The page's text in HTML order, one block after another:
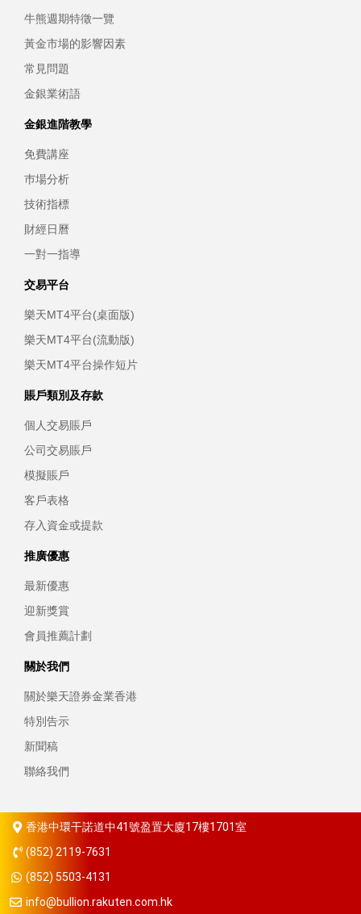
牛熊週期特徵一覽
黃金市場的影響因素
常見問題
金銀業術語
金銀進階教學
免費講座
巿場分析
技術指標
財經日曆
一對一指導
交易平台
樂天MT4平台(桌面版)
樂天MT4平台(流動版)
樂天MT4平台操作短片
賬戶類別及存款
個人交易賬戶
公司交易賬戶
模擬賬戶
客戶表格
存入資金或提款
推廣優惠
最新優惠
迎新獎賞
會員推薦計劃
關於我們
關於樂天證券金業香港
特別告示
新聞稿
聯絡我們
香港中環干諾道中41號盈置大廈17樓1701室
(852) 2119-7631
(852) 5503-4131
info@bullion.rakuten.com.hk